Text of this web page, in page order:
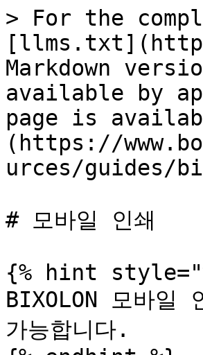
> For the
Markdown
available by
page is
(https://
urces/guides/
# 모바일 인쇄
{% hint
BIXOLON 모바
가능합니다.